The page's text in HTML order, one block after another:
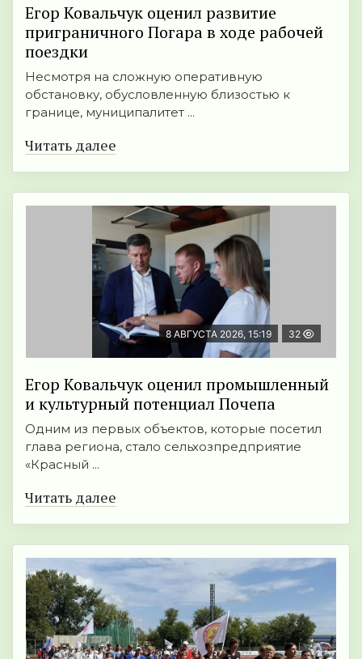
Егор Ковальчук оценил развитие
приграничного Погара в ходе рабочей
поездки
Несмотря на сложную оперативную
обстановку, обусловленную близостью к
границе, муниципалитет ...
Читать далее
8 АВГУСТА 2026, 15:19 32
Егор Ковальчук оценил промышленный
и культурный потенциал Почепа
Одним из первых объектов, которые посетил
глава региона, стало сельхозпредприятие
«Красный ...
Читать далее